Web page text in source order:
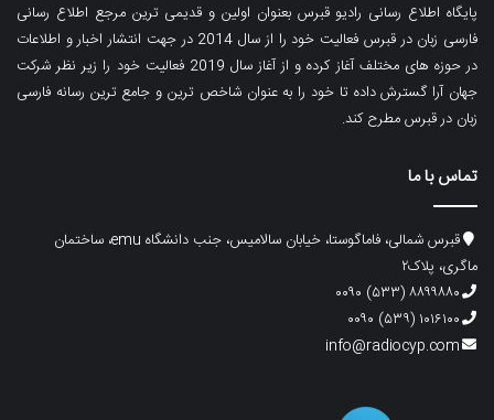
پایگاه اطلاع رسانی رادیو قبرس بعنوان اولین و قدیمی ترین مرجع اطلاع رسانی
فارسی زبان در قبرس فعالیت خود را از سال 2014 در جهت انتشار اخبار و اطلاعات
در حوزه های مختلف آغاز کرده و از آغاز سال 2019 فعالیت خود را زیر نظر شرکت
جهان آرا گسترش داده تا خود را به عنوان شاخص ترین و جامع ترین رسانه فارسی
زبان در قبرس مطرح کند.
تماس با ما
قبرس شمالی، فاماگوستا، خیابان سالامیس، جنب دانشگاه emu، ساختمان
ماگری، پلاک۲
۸۸۹۹۸۸۰ (۵۳۳) ۰۰۹۰
۱۰۱۶۱۰۰ (۵۳۹) ۰۰۹۰
info@radiocyp.com